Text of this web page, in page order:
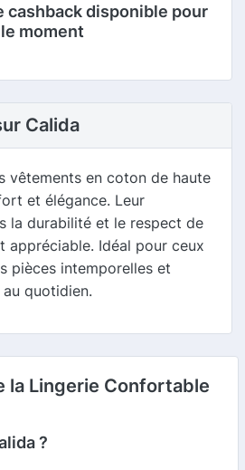
cashback disponible pour
le moment
Calida
vêtements en coton de haute
et élégance. Leur
la durabilité et le respect de
appréciable. Idéal pour ceux
pièces intemporelles et
quotidien.
la Lingerie Confortable
?